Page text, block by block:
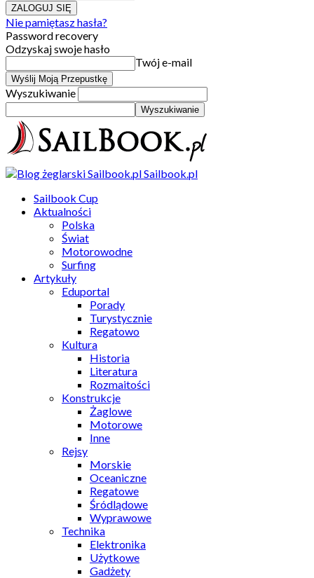
Nie pamiętasz hasła?
Password recovery
Odzyskaj swoje hasło
Twój e-mail
Wyszukiwanie
Sailbook.pl
Sailbook Cup
Aktualności
Polska
Świat
Motorowodne
Surfing
Artykuły
Eduportal
Porady
Turystycznie
Regatowo
Kultura
Historia
Literatura
Rozmaitości
Konstrukcje
Żaglowe
Motorowe
Inne
Rejsy
Morskie
Oceaniczne
Regatowe
Śródlądowe
Wyprawowe
Technika
Elektronika
Użytkowe
Gadżety